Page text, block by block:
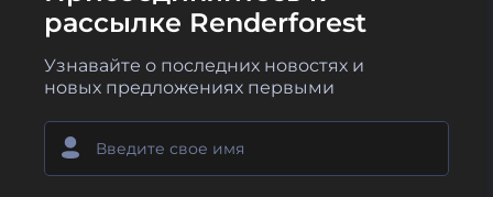
рассылке Renderforest
Узнавайте о последних новостях и
новых предложениях первыми